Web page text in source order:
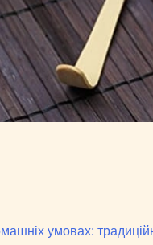
умовах: